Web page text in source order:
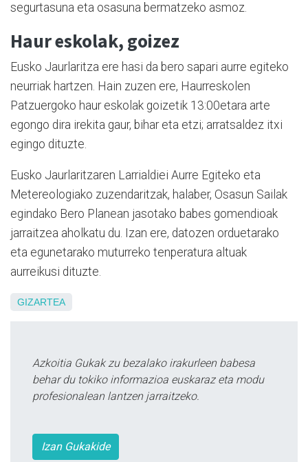
segurtasuna eta osasuna bermatzeko asmoz.
Haur eskolak, goizez
Eusko Jaurlaritza ere hasi da bero sapari aurre egiteko
neurriak hartzen. Hain zuzen ere, Haurreskolen
Patzuergoko haur eskolak goizetik 13:00etara arte
egongo dira irekita gaur, bihar eta etzi; arratsaldez itxi
egingo dituzte.
Eusko Jaurlaritzaren Larrialdiei Aurre Egiteko eta
Metereologiako zuzendaritzak, halaber, Osasun Sailak
egindako Bero Planean jasotako babes gomendioak
jarraitzea aholkatu du. Izan ere, datozen orduetarako
eta egunetarako muturreko tenperatura altuak
aurreikusi dituzte.
GIZARTEA
Azkoitia Gukak zu bezalako irakurleen babesa
behar du tokiko informazioa euskaraz eta modu
profesionalean lantzen jarraitzeko.
Izan Gukakide